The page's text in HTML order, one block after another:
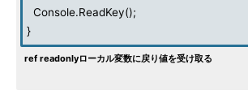
Console.ReadKey();
}
ref readonlyローカル変数に戻り値を受け取る